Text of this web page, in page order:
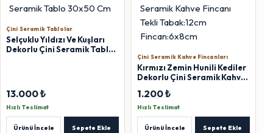
Çini Seramik Tablolar
Selçuklu Yıldızı Ve Kuşları
Dekorlu Çini Seramik Tablo
13.000 ₺
Hızlı Teslimat
Ürünü İncele Sepete Ekle
Çini Seramik Kahve Fincanları
Kırmızı Zemin Hunili Kediler
Dekorlu Çini Seramik Kahve
Fincan:6x8cm
1.200 ₺
Hızlı Teslimat
Ürünü İncele Sepete Ekle